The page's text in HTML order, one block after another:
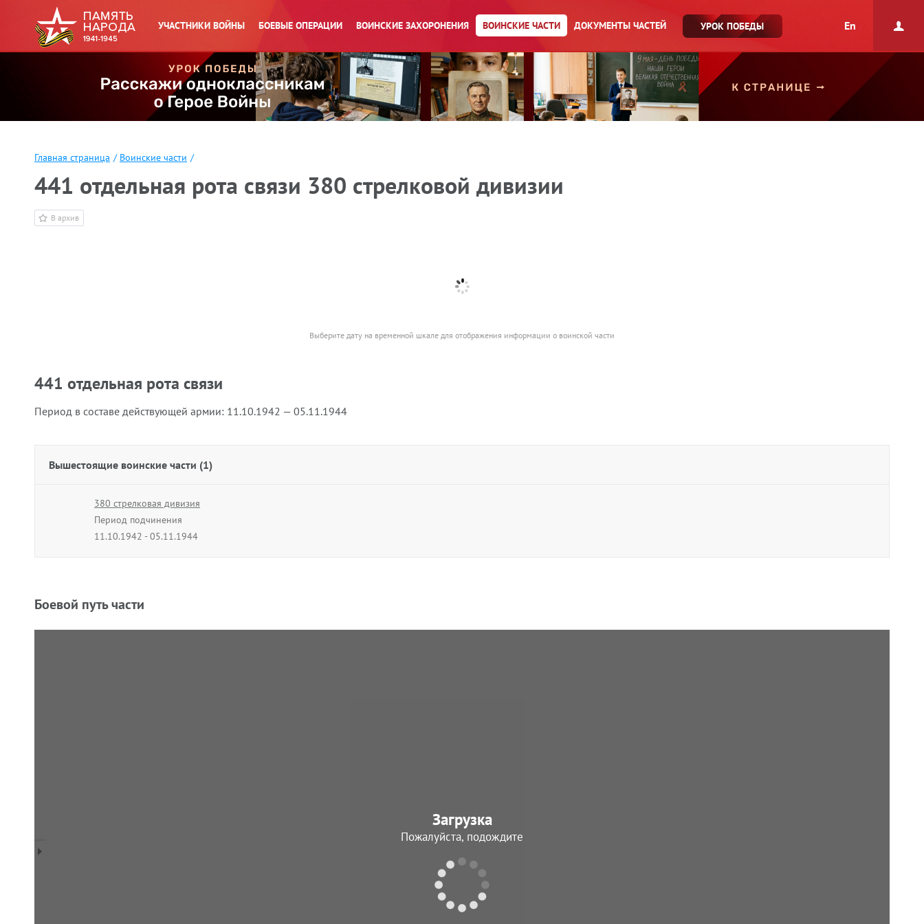
УЧАСТНИКИ ВОЙНЫ БОЕВЫЕ ОПЕРАЦИИ ВОИНСКИЕ ЗАХОРОНЕНИЯ ВОИНСКИЕ ЧАСТИ ДОКУМЕНТЫ ЧАСТЕЙ УРОК ПОБЕДЫ En
Главная страница / Воинские части /
441 отдельная рота связи 380 стрелковой дивизии
В архив
Выберите дату на временной шкале для отображения информации о воинской части
441 отдельная рота связи
Период в составе действующей армии: 11.10.1942 — 05.11.1944
Вышестоящие воинские части (1)
380 стрелковая дивизия
Период подчинения
11.10.1942 - 05.11.1944
Боевой путь части
Загрузка
Пожалуйста, подождите